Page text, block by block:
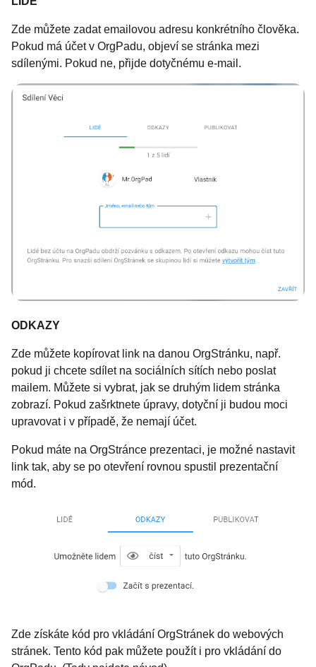
Zde můžete zadat emailovou adresu konkrétního člověka.
Pokud má účet v OrgPadu, objeví se stránka mezi
sdílenými. Pokud ne, přijde dotyčnému e-mail.
ODKAZY
Zde můžete kopírovat link na danou OrgStránku, např.
pokud ji chcete sdílet na sociálních sítích nebo poslat
mailem. Můžete si vybrat, jak se druhým lidem stránka
zobrazí. Pokud zašrktnete úpravy, dotyční ji budou moci
upravovat i v případě, že nemají účet.
Pokud máte na OrgStránce prezentaci, je možné nastavit
link tak, aby se po otevření rovnou spustil prezentační
mód.
Zde získáte kód pro vkládání OrgStránek do webových
stránek. Tento kód pak můžete použít i pro vkládání do